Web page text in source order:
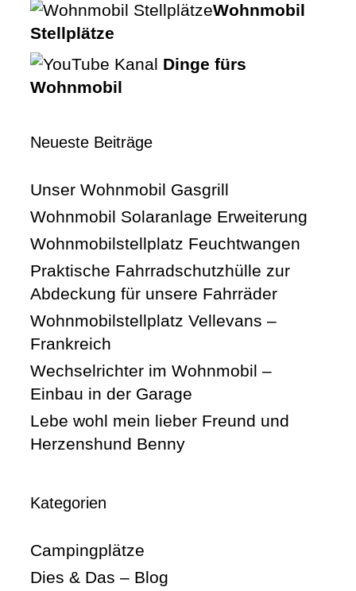
Wohnmobil
Stellplätze
Dinge fürs
Wohnmobil
Neueste Beiträge
Unser Wohnmobil Gasgrill
Wohnmobil Solaranlage Erweiterung
Wohnmobilstellplatz Feuchtwangen
Praktische Fahrradschutzhülle zur
Abdeckung für unsere Fahrräder
Wohnmobilstellplatz Vellevans –
Frankreich
Wechselrichter im Wohnmobil –
Einbau in der Garage
Lebe wohl mein lieber Freund und
Herzenshund Benny
Kategorien
Campingplätze
Dies & Das – Blog